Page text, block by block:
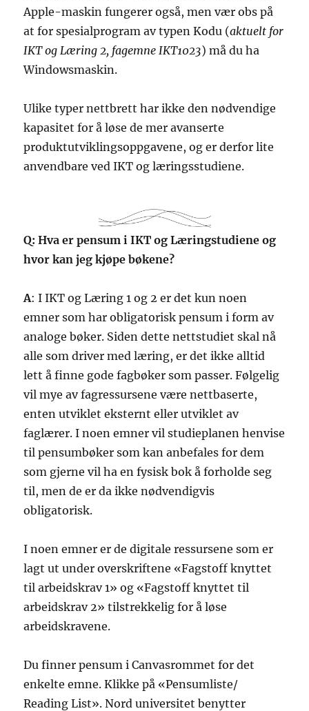
Apple-maskin fungerer også, men vær obs på
at for spesialprogram av typen Kodu (aktuelt for
IKT og Læring 2, fagemne IKT1023) må du ha
Windowsmaskin.
Ulike typer nettbrett har ikke den nødvendige
kapasitet for å løse de mer avanserte
produktutviklingsoppgavene, og er derfor lite
anvendbare ved IKT og læringsstudiene.
Q: Hva er pensum i IKT og Læringstudiene og
hvor kan jeg kjøpe bøkene?
A: I IKT og Læring 1 og 2 er det kun noen
emner som har obligatorisk pensum i form av
analoge bøker. Siden dette nettstudiet skal nå
alle som driver med læring, er det ikke alltid
lett å finne gode fagbøker som passer. Følgelig
vil mye av fagressursene være nettbaserte,
enten utviklet eksternt eller utviklet av
faglærer. I noen emner vil studieplanen henvise
til pensumbøker som kan anbefales for dem
som gjerne vil ha en fysisk bok å forholde seg
til, men de er da ikke nødvendigvis
obligatorisk.
I noen emner er de digitale ressursene som er
lagt ut under overskriftene «Fagstoff knyttet
til arbeidskrav 1» og «Fagstoff knyttet til
arbeidskrav 2» tilstrekkelig for å løse
arbeidskravene.
Du finner pensum i Canvasrommet for det
enkelte emne. Klikke på «Pensumliste/
Reading List». Nord universitet benytter